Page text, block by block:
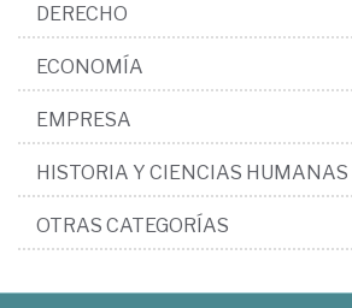
DERECHO
ECONOMÍA
EMPRESA
HISTORIA Y CIENCIAS HUMANAS
OTRAS CATEGORÍAS